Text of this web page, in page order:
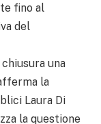
fino al
del
una
la
Laura Di
la questione